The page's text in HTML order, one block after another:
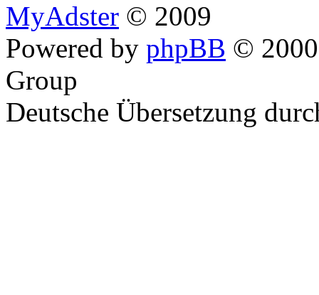
MyAdster © 2009
Powered by phpBB ©
Group
Deutsche Übersetzung